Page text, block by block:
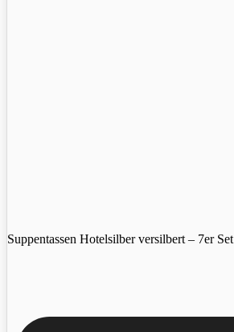
Suppentassen Hotelsilber versilbert – 7er Set